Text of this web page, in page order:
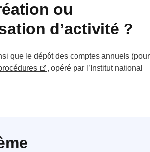
ou
d’activité ?
que le dépôt des comptes annuels (pour
, opéré par l’Institut national